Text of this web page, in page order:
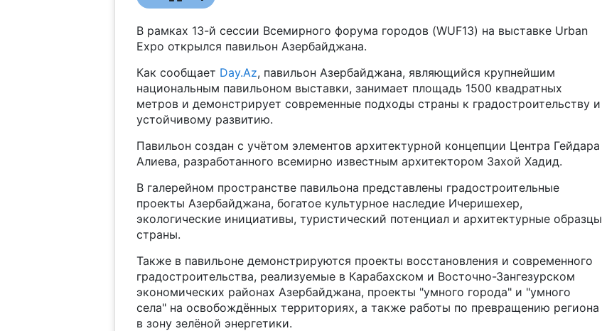
В рамках 13-й сессии Всемирного форума городов (WUF13) на выставке Urban
Expo открылся павильон Азербайджана.
Как сообщает Day.Az, павильон Азербайджана, являющийся крупнейшим
национальным павильоном выставки, занимает площадь 1500 квадратных
метров и демонстрирует современные подходы страны к градостроительству и
устойчивому развитию.
Павильон создан с учётом элементов архитектурной концепции Центра Гейдара
Алиева, разработанного всемирно известным архитектором Захой Хадид.
В галерейном пространстве павильона представлены градостроительные
проекты Азербайджана, богатое культурное наследие Ичеришехер,
экологические инициативы, туристический потенциал и архитектурные образцы
страны.
Также в павильоне демонстрируются проекты восстановления и современного
градостроительства, реализуемые в Карабахском и Восточно-Зангезурском
экономических районах Азербайджана, проекты "умного города" и "умного
села" на освобождённых территориях, а также работы по превращению региона
в зону зелёной энергетики.